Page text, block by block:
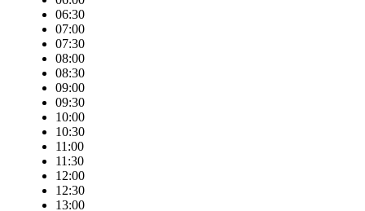
06:30
07:00
07:30
08:00
08:30
09:00
09:30
10:00
10:30
11:00
11:30
12:00
12:30
13:00